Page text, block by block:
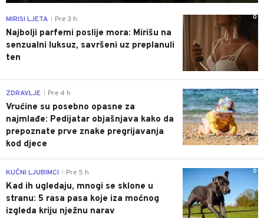
0
MIRISI LJETA Pre 3 h
Najbolji parfemi poslije mora: Mirišu na
senzualni luksuz, savršeni uz preplanuli
ten
0
ZDRAVLJE Pre 4 h
Vrućine su posebno opasne za
najmlađe: Pedijatar objašnjava kako da
prepoznate prve znake pregrijavanja
kod djece
0
KUĆNI LJUBIMCI Pre 5 h
Kad ih ugledaju, mnogi se sklone u
stranu: 5 rasa pasa koje iza moćnog
izgleda kriju nježnu narav